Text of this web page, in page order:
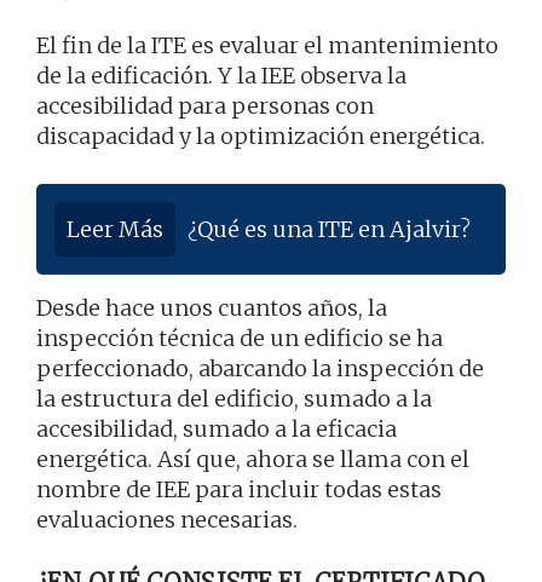
El fin de la ITE es evaluar el mantenimiento
de la edificación. Y la IEE observa la
accesibilidad para personas con
discapacidad y la optimización energética.
Leer Más ¿Qué es una ITE en Ajalvir?
Desde hace unos cuantos años, la
inspección técnica de un edificio se ha
perfeccionado, abarcando la inspección de
la estructura del edificio, sumado a la
accesibilidad, sumado a la eficacia
energética. Así que, ahora se llama con el
nombre de IEE para incluir todas estas
evaluaciones necesarias.